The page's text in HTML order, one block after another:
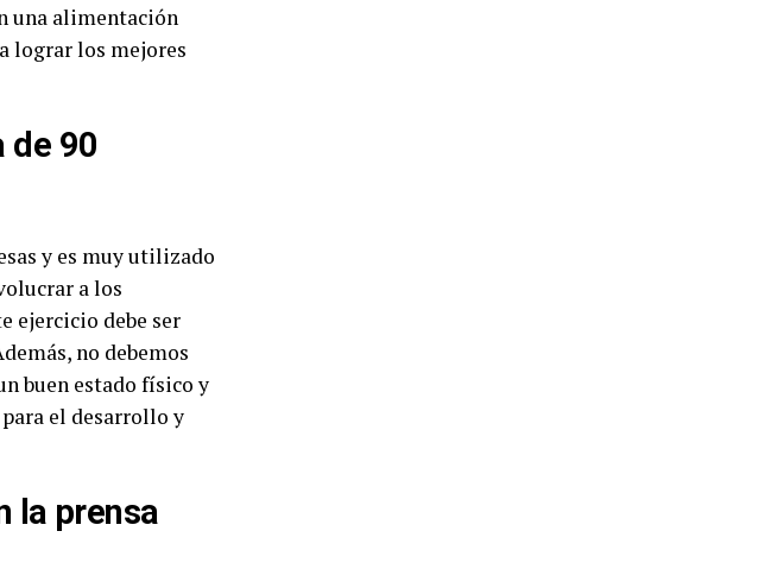
una alimentación
lograr los mejores
de 90
y es muy utilizado
a los
ejercicio debe ser
no debemos
buen estado físico y
el desarrollo y
la prensa